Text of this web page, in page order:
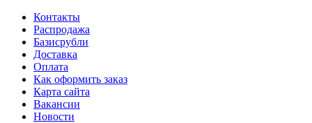
Контакты
Распродажа
Базисрубли
Доставка
Оплата
Как оформить заказ
Карта сайта
Вакансии
Новости